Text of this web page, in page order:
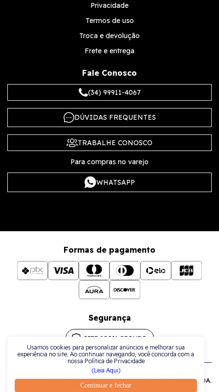
Continuar e fechar
Usamos cookies para personalizar anúncios e melhorar sua
experiência no site. Ao continuar navegando, você concorda com a
nossa Política de Privacidade
(Leia Aqui)
Privacidade
Termos de uso
Troca e devolução
Frete e entrega
Fale Conosco
(34) 99911-4067
DÚVIDAS FREQUENTES
TRABALHE CONOSCO
Para compras no varejo
WHATSAPP
Formas de pagamento
Segurança
Todos os direitos reservados a La Plata Comércio de Joias LTDA.
| CNPJ: 38.079.925/0001-42